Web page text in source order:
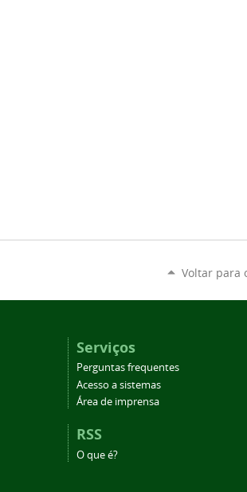
Voltar para
Serviços
Perguntas frequentes
Acesso a sistemas
Área de imprensa
RSS
O que é?